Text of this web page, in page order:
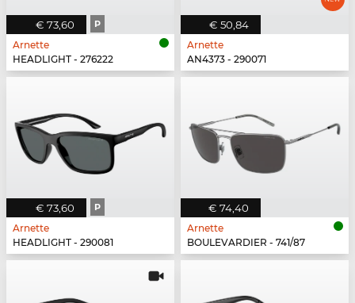
€ 73,60 P
Arnette
HEADLIGHT - 276222
€ 50,84
Arnette
AN4373 - 290071
€ 73,60 P
Arnette
HEADLIGHT - 290081
€ 74,40
Arnette
BOULEVARDIER - 741/87